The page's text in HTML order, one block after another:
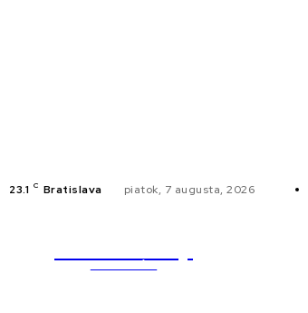
23.1 C Bratislava piatok, 7 augusta, 2026